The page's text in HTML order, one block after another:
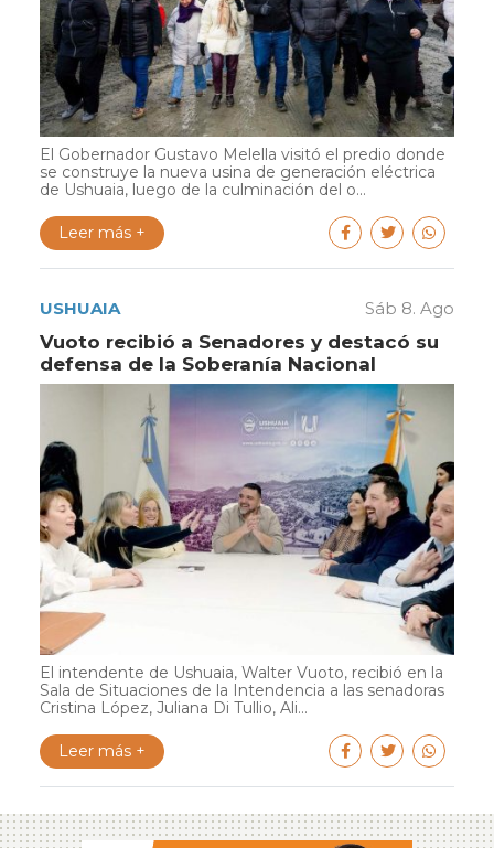
El Gobernador Gustavo Melella visitó el predio donde
se construye la nueva usina de generación eléctrica
de Ushuaia, luego de la culminación del o...
Leer más +
USHUAIA Sáb 8. Ago
Vuoto recibió a Senadores y destacó su
defensa de la Soberanía Nacional
El intendente de Ushuaia, Walter Vuoto, recibió en la
Sala de Situaciones de la Intendencia a las senadoras
Cristina López, Juliana Di Tullio, Ali...
Leer más +